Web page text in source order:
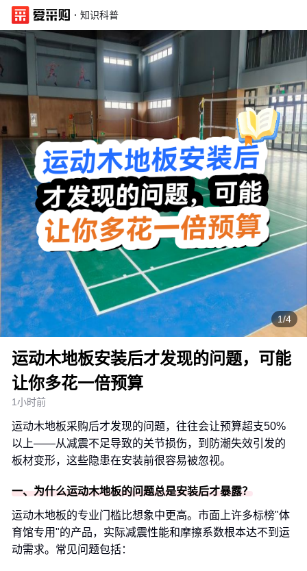
· 知识科普
1/4
运动木地板安装后才发现的问题，可能
让你多花一倍预算
1小时前
运动木地板采购后才发现的问题，往往会让预算超支50%
以上——从减震不足导致的关节损伤，到防潮失效引发的
板材变形，这些隐患在安装前很容易被忽视。
一、为什么运动木地板的问题总是安装后才暴露？
运动木地板的专业门槛比想象中更高。市面上许多标榜"体
育馆专用"的产品，实际减震性能和摩擦系数根本达不到运
动需求。常见问题包括：